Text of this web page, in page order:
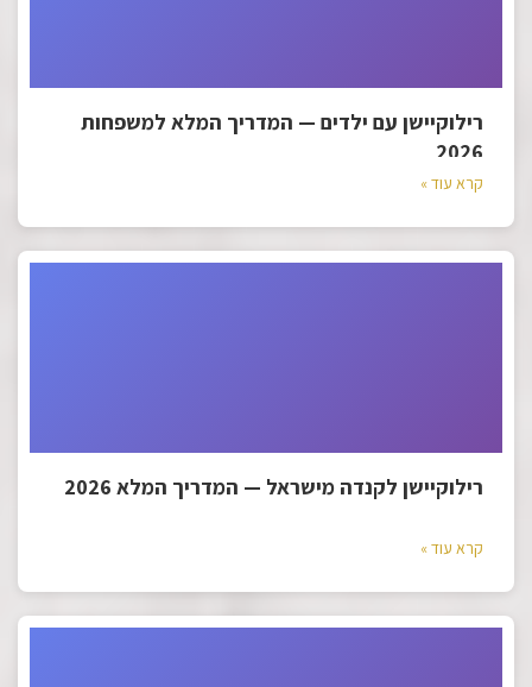
רילוקיישן עם ילדים — המדריך המלא למשפחות
2026
קרא עוד »
רילוקיישן לקנדה מישראל — המדריך המלא 2026
קרא עוד »